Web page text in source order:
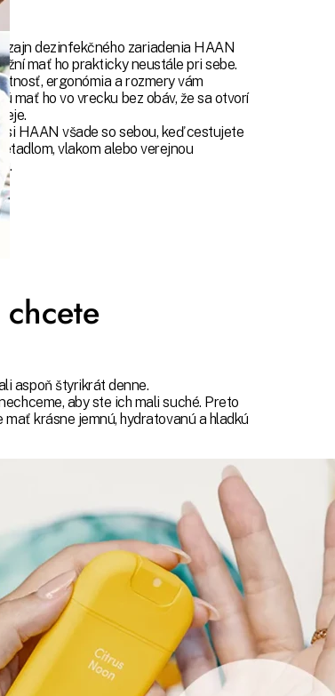
dezinfekčného zariadenia HAAN
mať ho prakticky neustále pri sebe.
ergonómia a rozmery vám
mať ho vo vrecku bez obáv, že sa otvorí
si HAAN všade so sebou, keď cestujete
lietadlom, vlakom alebo verejnou
aspoň štyrikrát denne.
aby ste ich mali suché. Preto
krásne jemnú, hydratovanú a hladkú